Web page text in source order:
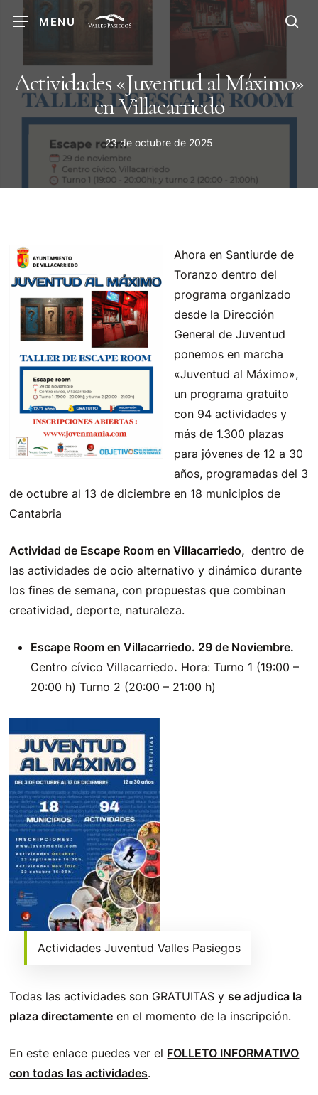
content
MENU
Actividades «Juventud al Máximo»
en Villacarriedo
23 de octubre de 2025
Ahora en Santiurde de
Toranzo dentro del
programa organizado
desde la Dirección
General de Juventud
ponemos en marcha
«Juventud al Máximo»,
un programa gratuito
con 94 actividades y
más de 1.300 plazas
para jóvenes de 12 a 30
años, programadas del 3
de octubre al 13 de diciembre en 18 municipios de
Cantabria
Actividad de Escape Room en Villacarriedo, dentro de
las actividades deocio alternativo y dinámico durante
los fines de semana, con propuestas que combinan
creatividad, deporte, naturaleza.
Escape Room en Villacarriedo. 29 de Noviembre.
Centro cívico Villacarriedo. Hora: Turno 1 (19:00 –
20:00 h) Turno 2 (20:00 – 21:00 h)
Actividades Juventud Valles Pasiegos
Todas las actividades son GRATUITAS yse adjudica la
plaza directamente en el momento de la inscripción.
En este enlace puedes ver el FOLLETO INFORMATIVO
con todas las actividades.